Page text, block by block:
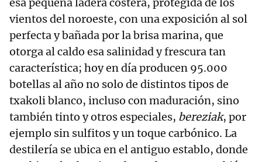
vientos del noroeste, con una exposición al sol
perfecta y bañada por la brisa marina, que
otorga al caldo esa salinidad y frescura tan
característica; hoy en día producen 95.000
botellas al año no solo de distintos tipos de
txakoli blanco, incluso con maduración, sino
también tinto y otros especiales, bereziak, por
ejemplo sin sulfitos y un toque carbónico. La
destilería se ubica en el antiguo establo, donde